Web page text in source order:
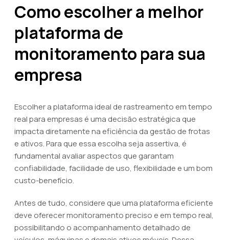
Como escolher a melhor
plataforma de
monitoramento para sua
empresa
Escolher a plataforma ideal de rastreamento em tempo
real para empresas é uma decisão estratégica que
impacta diretamente na eficiência da gestão de frotas
e ativos. Para que essa escolha seja assertiva, é
fundamental avaliar aspectos que garantam
confiabilidade, facilidade de uso, flexibilidade e um bom
custo-benefício.
Antes de tudo, considere que uma plataforma eficiente
deve oferecer monitoramento preciso e em tempo real,
possibilitando o acompanhamento detalhado de